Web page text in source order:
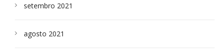
setembro 2021
agosto 2021